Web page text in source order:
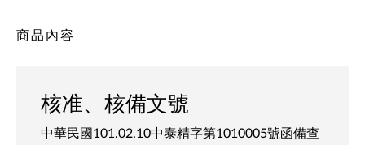
商品內容
核准、核備文號
中華民國101.02.10中泰精字第1010005號函備查